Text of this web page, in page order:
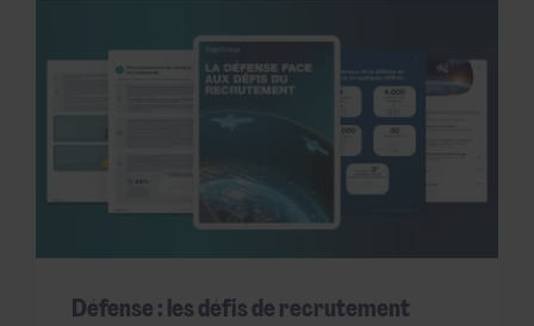
Défense : les défis de recrutement